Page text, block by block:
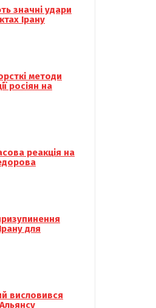
значні удари
Ірану
методи
росіян на
реакція на
для
висловився